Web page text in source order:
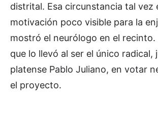
distrital. Esa circunstancia tal vez
motivación poco visible para la
mostró el neurólogo en el recinto.
que lo llevó al ser el único radical,
platense Pablo Juliano, en votar
el proyecto.